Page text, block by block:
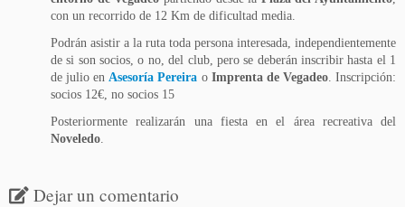
con un recorrido de 12 Km de dificultad media.
Podrán asistir a la ruta toda persona interesada, independientemente
de si son socios, o no, del club, pero se deberán inscribir hasta el 1
de julio en Asesoría Pereira o Imprenta de Vegadeo. Inscripción:
socios 12€, no socios 15
Posteriormente realizarán una fiesta en el área recreativa del
Noveledo
Dejar un comentario